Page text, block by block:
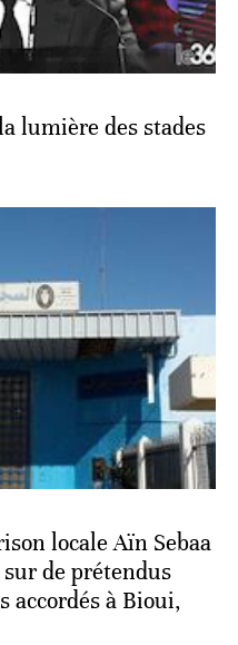
lumière des stades
locale Aïn Sebaa
de prétendus
à Bioui,